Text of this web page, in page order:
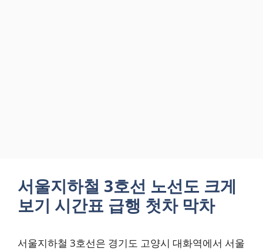
서울지하철 3호선 노선도 크게
보기 시간표 급행 첫차 막차
서울지하철 3호선은 경기도 고양시 대화역에서 서울